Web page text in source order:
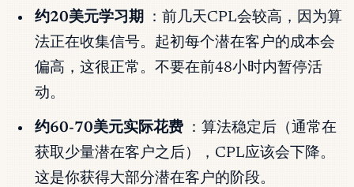
约20美元学习期
：前几天CPL会较高，因为算
法正在收集信号。起初每个潜在客户的成本会
偏高，这很正常。不要在前48小时内暂停活
动。
约60-70美元实际花费
：算法稳定后（通常在
获取少量潜在客户之后），CPL应该会下降。
这是你获得大部分潜在客户的阶段。